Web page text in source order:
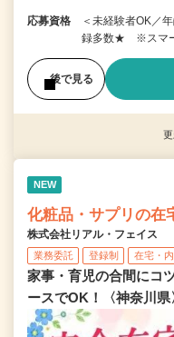
応募資格
＜未経験者OK／
録多数★ ※スマー
後で見る
NEW
化粧品・サプリの在
株式会社リアル・フェイス
業務委託 登録制 在宅・
家事・育児の合間にコ
ースでOK！〈神奈川県